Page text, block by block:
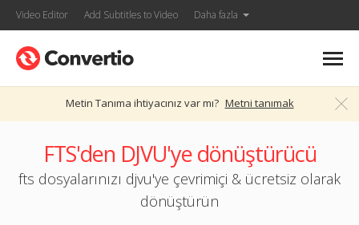
Video Editor Add Subtitles to Video Daha fazla
Metin Tanıma ihtiyacınız var mı? Metni tanımak
FTS'den DJVU'ye dönüştürücü
fts dosyalarınızı djvu'ye çevrimiçi & ücretsiz olarak
dönüştürün